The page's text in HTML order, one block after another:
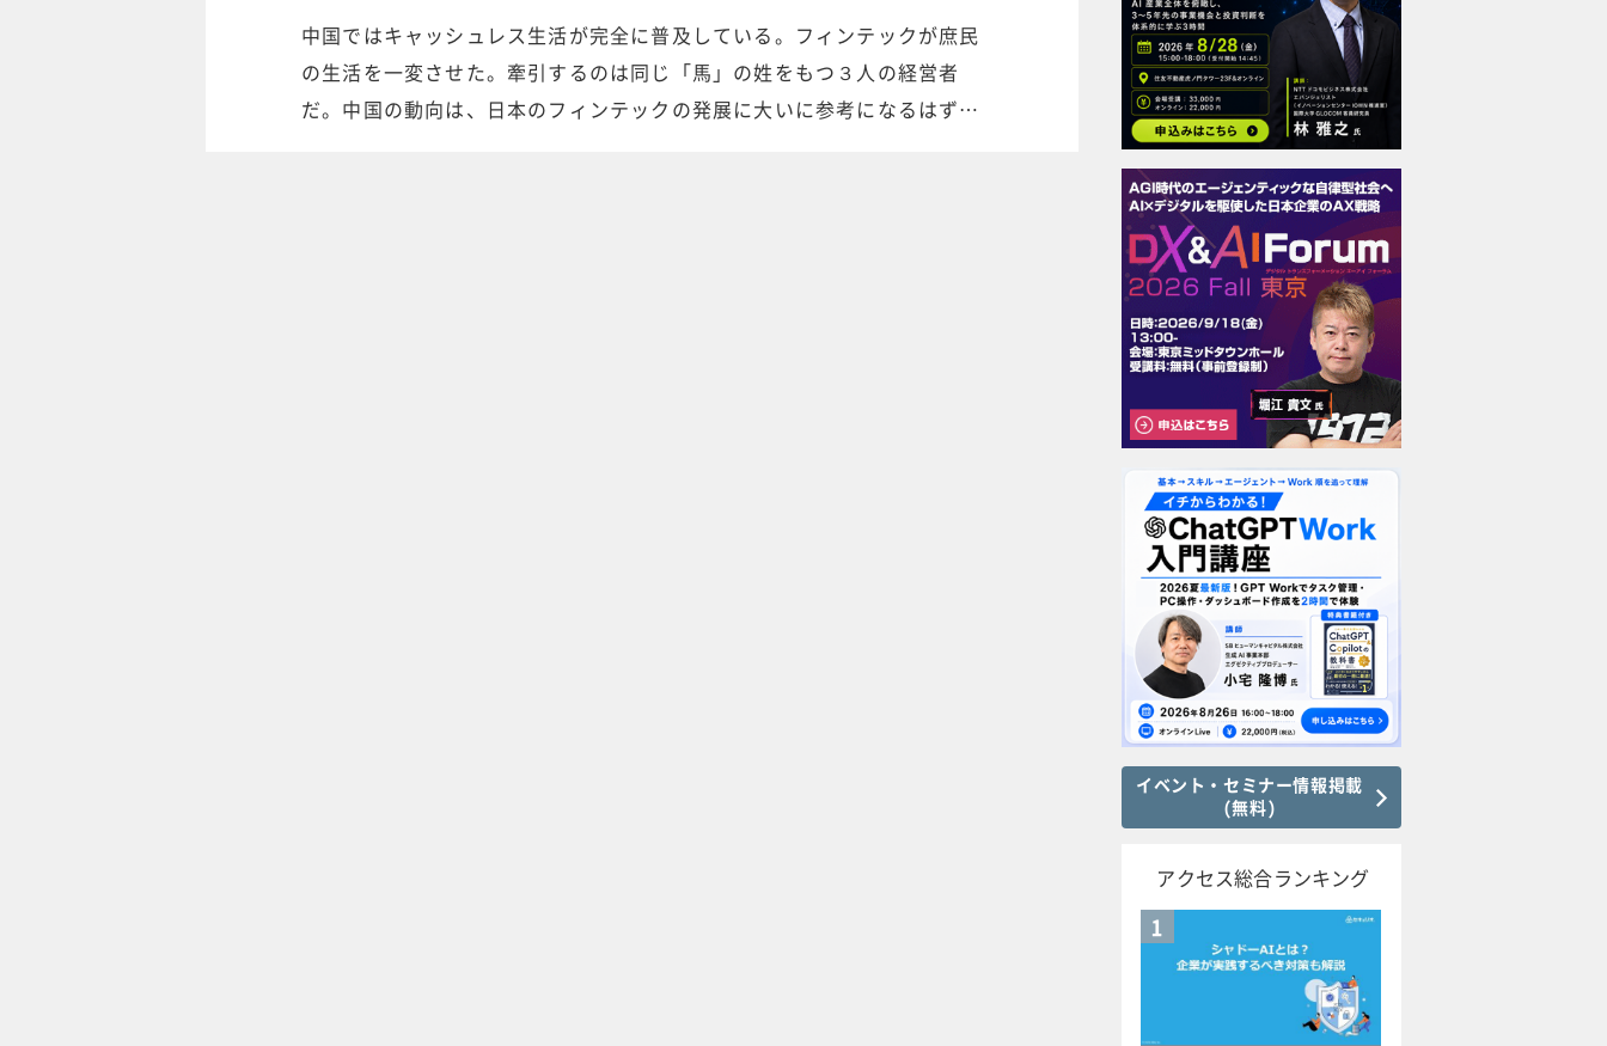
中国ではキャッシュレス生活が完全に普及している。フィンテックが庶民
の生活を一変させた。牽引するのは同じ「馬」の姓をもつ３人の経営者
だ。中国の動向は、日本のフィンテックの発展に大いに参考になるはず…
イベント・セミナー情報掲載
(無料)
アクセス総合ランキング
1